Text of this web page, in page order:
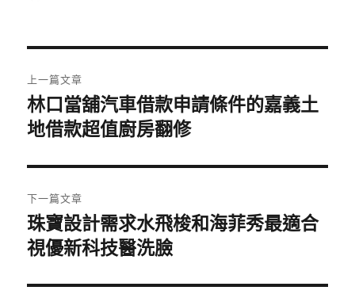
章
導
覽
上一篇文章
上
一
文
章:
林口當舖汽車借款申請條件的嘉義土
地借款超值廚房翻修
下一篇文章
下
一
文
珠寶設計需求水飛梭和海菲秀最適合
視優新科技醫洗臉